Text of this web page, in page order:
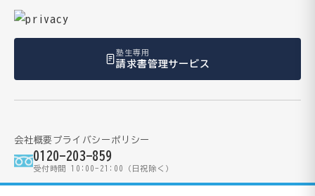
塾生専用
請求書管理サービス
会社概要プライバシーポリシー
0120-203-859
受付時間 10:00-21:00（日祝除く）